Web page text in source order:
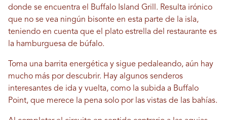
donde se encuentra el Buffalo Island Grill. Resulta irónico
que no se vea ningún bisonte en esta parte de la isla,
teniendo en cuenta que el plato estrella del restaurante es
la hamburguesa de búfalo.
Toma una barrita energética y sigue pedaleando, aún hay
mucho más por descubrir. Hay algunos senderos
interesantes de ida y vuelta, como la subida a Buffalo
Point, que merece la pena solo por las vistas de las bahías.